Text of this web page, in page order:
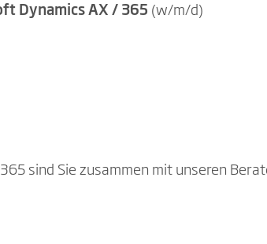
Dynamics AX / 365 (w/m/d)
sind Sie zusammen mit unseren